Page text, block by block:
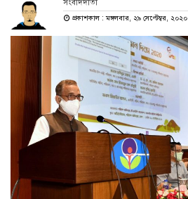
সংবাদদাতা
প্রকাশকাল : মঙ্গলবার, ২৯ সেপ্টেম্বর, ২০২০